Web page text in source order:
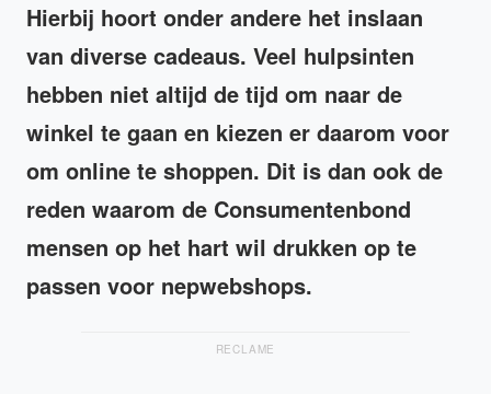
Hierbij hoort onder andere het inslaan
van diverse cadeaus. Veel hulpsinten
hebben niet altijd de tijd om naar de
winkel te gaan en kiezen er daarom voor
om online te shoppen. Dit is dan ook de
reden waarom de Consumentenbond
mensen op het hart wil drukken op te
passen voor nepwebshops.
RECLAME